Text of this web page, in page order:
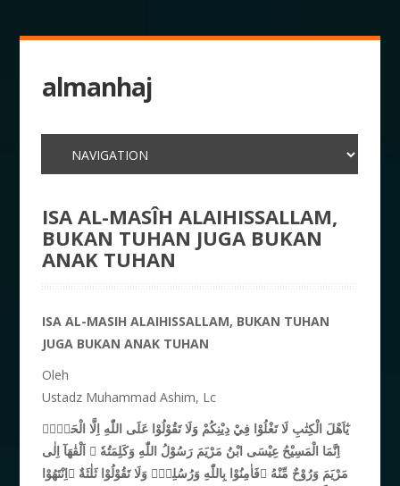
almanhaj
ISA AL-MASÎH ALAIHISSALLAM,
BUKAN TUHAN JUGA BUKAN
ANAK TUHAN
ISA AL-MASIH ALAIHISSALLAM, BUKAN TUHAN
JUGA BUKAN ANAK TUHAN
Oleh
Ustadz Muhammad Ashim, Lc
يٰٓاَهْلَ الْكِتٰبِ لَا تَغْلُوْا فِيْ دِيْنِكُمْ وَلَا تَقُوْلُوْا عَلَى اللّٰهِ اِلَّا الْحَقَّۗ
اِنَّمَا الْمَسِيْحُ عِيْسَى ابْنُ مَرْيَمَ رَسُوْلُ اللّٰهِ وَكَلِمَتُهٗ ۚ اَلْقٰهَآ اِلٰى
مَرْيَمَ وَرُوْحٌ مِّنْهُ ۖفَاٰمِنُوْا بِاللّٰهِ وَرُسُلِهٖۗ وَلَا تَقُوْلُوْا ثَلٰثَةٌ ۗاِنْتَهُوْا